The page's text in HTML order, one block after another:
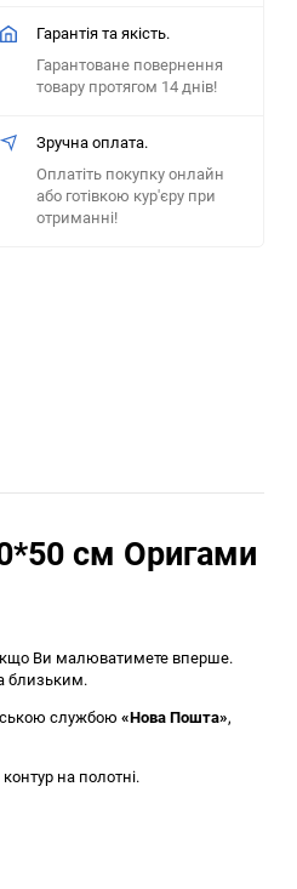
Гарантія та якість.
Гарантоване повернення
товару протягом 14 днів!
Зручна оплата.
Оплатіть покупку онлайн
або готівкою кур'єру при
отриманні!
см Оригами
Ви малюватимете вперше.
близьким.
службою «Нова Пошта»,
на полотні.